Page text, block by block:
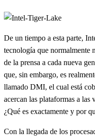
De un tiempo a esta parte,
tecnología que normalmente
de la prensa a cada nueva
que, sin embargo, es
llamado DMI, el cual está
acercan las plataformas a las
¿Qué es exactamente y por
Con la llegada de los